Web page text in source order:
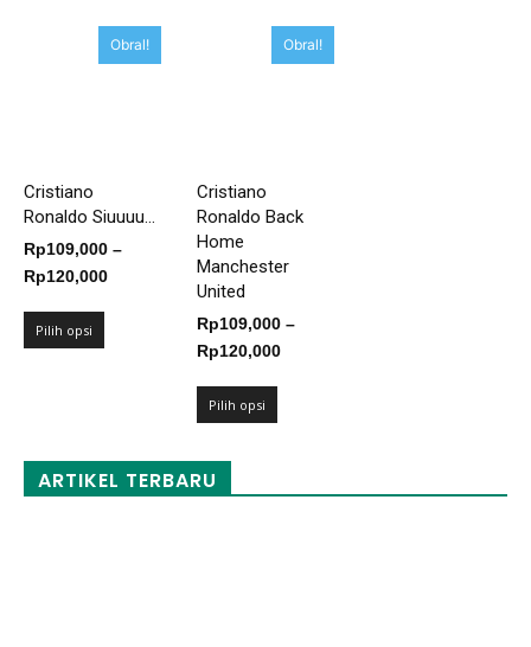
Obral!
Cristiano
Ronaldo Siuuuu...
Rp109,000 –
Rp120,000Rentang
Pilih opsi
Obral!
Cristiano
Ronaldo Back
Home
Manchester
United
Rp109,000 –
Rp120,000Rentang
Pilih opsi
ARTIKEL TERBARU